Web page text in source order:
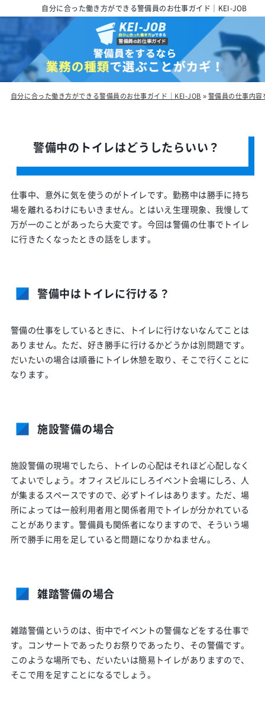
自分に合った働き方ができる警備員のお仕事ガイド｜KEI-JOB
自分に合った働き方ができる警備員のお仕事ガイド｜KEI-JOB »警備員の仕事内
警備中のトイレはどうしたらいい？
仕事中、意外に気を使うのがトイレです。勤務中は勝手に持ち
場を離れるわけにもいきません。とはいえ生理現象、我慢して
万が一のことがあったら大変です。今回は警備の仕事でトイレ
に行きたくなったときの話をします。
警備中はトイレに行ける？
警備の仕事をしているときに、トイレに行けないなんてことは
ありません。ただ、好き勝手に行けるかどうかは別問題です。
だいたいの場合は順番にトイレ休憩を取り、そこで行くことに
なります。
施設警備の場合
施設警備の現場でしたら、トイレの心配はそれほど心配しなく
てよいでしょう。オフィスビルにしろイベント会場にしろ、人
が集まるスペースですので、必ずトイレはあります。ただ、場
所によっては一般利用者用と関係者用でトイレが分かれている
ことがあります。警備員も関係者になりますので、そういう場
所で勝手に用を足していると問題になりかねません。
雑踏警備の場合
雑踏警備というのは、街中でイベントの警備などをする仕事で
す。コンサートであったりお祭りであったり、その警備です。
このような場所でも、だいたいは簡易トイレがありますので、
そこで用を足すことになるでしょう。